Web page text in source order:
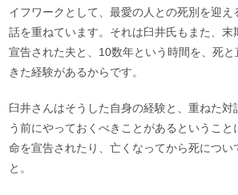
イフワークとして、最愛の人との死別を迎
話を重ねています。それは臼井氏もまた、末
宣告された夫と、10数年という時間を、死
きた経験があるからです。
臼井さんはそうした自身の経験と、重ねた対
う前にやっておくべきことがあるということ
命を宣告されたり、亡くなってから死につい
と。